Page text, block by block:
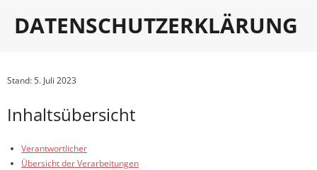
DATENSCHUTZERKLÄRUNG
Stand: 5. Juli 2023
Inhaltsübersicht
Verantwortlicher
Übersicht der Verarbeitungen